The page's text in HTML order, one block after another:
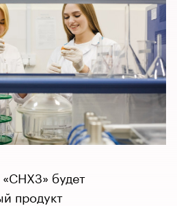
будет
продукт